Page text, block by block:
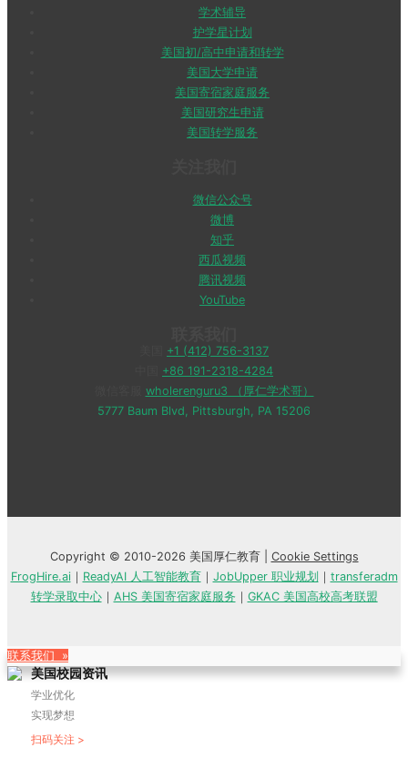
学术辅导
护学星计划
美国初/高中申请和转学
美国大学申请
美国寄宿家庭服务
美国研究生申请
美国转学服务
微信公众号
微博
知乎
西瓜视频
腾讯视频
YouTube
+1 (412) 756-3137
+86 191-2318-4284
wholerenguru3 （厚仁学术哥）
5777 Baum Blvd, Pittsburgh, PA 15206
Copyright © 2010-2026 美国厚仁教育 | Cookie Settings
FrogHire.ai｜ ReadyAI 人工智能教育｜ JobUpper 职业规划 ｜ transferadm
转学录取中心｜ AHS 美国寄宿家庭服务 ｜ GKAC 美国高校高考联盟
联系我们 »
美国校园资讯
学业优化
实现梦想
扫码关注 >